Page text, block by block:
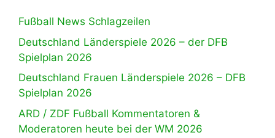
Fußball News Schlagzeilen
Deutschland Länderspiele 2026 – der DFB
Spielplan 2026
Deutschland Frauen Länderspiele 2026 – DFB
Spielplan 2026
ARD / ZDF Fußball Kommentatoren &
Moderatoren heute bei der WM 2026